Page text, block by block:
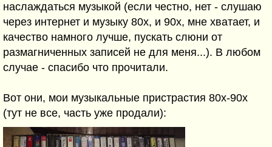
наслаждаться музыкой (если честно, нет - слушаю
через интернет и музыку 80х, и 90х, мне хватает, и
качество намного лучше, пускать слюни от
размагниченных записей не для меня...). В любом
случае - спасибо что прочитали.
Вот они, мои музыкальные пристрастия 80х-90х
(тут не все, часть уже продали):